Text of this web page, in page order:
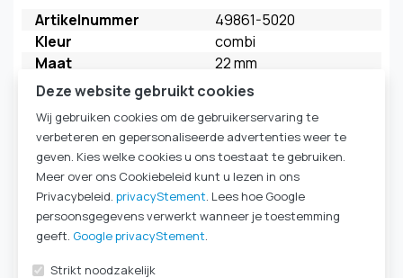
Artikelnummer
49861-5020
Kleur
combi
Maat
22 mm
Merk
FAHL
Verpakkingseenheid
5 stuks
HME Ademweerstand
HighFlow
kleur behuizing
donkerblauw
kleur deksel
oranje
HME Type
HME 22mm
Komt ook voor in
Deze website gebruikt cookies
Wij gebruiken cookies om de gebruikerservaring te
verbeteren en gepersonaliseerde advertenties weer te
geven. Kies welke cookies u ons toestaat te gebruiken.
Meer over ons Cookiebeleid kunt u lezen in ons
Privacybeleid. privacyStement. Lees hoe Google
persoonsgegevens verwerkt wanneer je toestemming
geeft. Google privacyStement.
Strikt noodzakelijk